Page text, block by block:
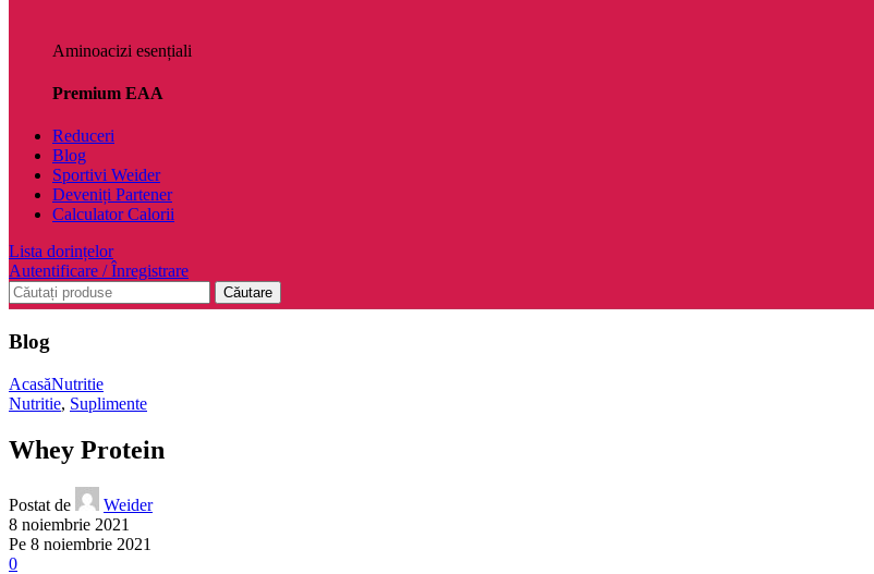
Aminoacizi esențiali
Premium EAA
Reduceri
Blog
Sportivi Weider
Deveniți Partener
Calculator Calorii
Lista dorințelor
Autentificare / Înregistrare
Căutare
Blog
AcasăNutritie
Nutritie, Suplimente
Whey Protein
Postat de
Weider
8 noiembrie 2021
Pe 8 noiembrie 2021
0